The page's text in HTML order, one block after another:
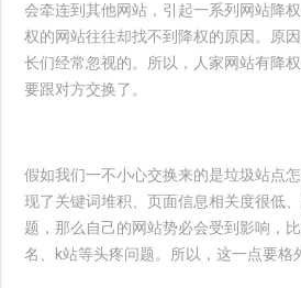
会牵连到其他网站，引起一系列网站降
权的网站往往却找不到降权的原因。原
长们经常忽视的。所以，人家网站有降
要跟对方交换了。
假如我们一不小心交换来的是垃圾站点
现了关键词堆积、页面信息相关度很低
题，那么自己的网站势必会受到影响，
名、k站等头疼问题。所以，这一点要格